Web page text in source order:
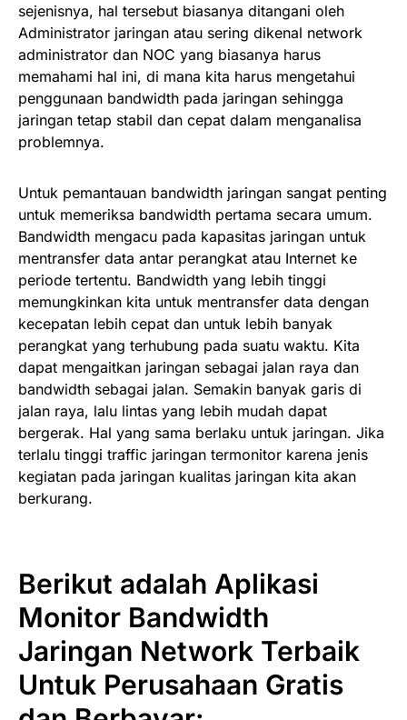
sejenisnya, hal tersebut biasanya ditangani oleh
Administrator jaringan atau sering dikenal network
administrator dan NOC yang biasanya harus
memahami hal ini, di mana kita harus mengetahui
penggunaan bandwidth pada jaringan sehingga
jaringan tetap stabil dan cepat dalam menganalisa
problemnya.
Untuk pemantauan bandwidth jaringan sangat penting
untuk memeriksa bandwidth pertama secara umum.
Bandwidth mengacu pada kapasitas jaringan untuk
mentransfer data antar perangkat atau Internet ke
periode tertentu. Bandwidth yang lebih tinggi
memungkinkan kita untuk mentransfer data dengan
kecepatan lebih cepat dan untuk lebih banyak
perangkat yang terhubung pada suatu waktu. Kita
dapat mengaitkan jaringan sebagai jalan raya dan
bandwidth sebagai jalan. Semakin banyak garis di
jalan raya, lalu lintas yang lebih mudah dapat
bergerak. Hal yang sama berlaku untuk jaringan. Jika
terlalu tinggi traffic jaringan termonitor karena jenis
kegiatan pada jaringan kualitas jaringan kita akan
berkurang.
Berikut adalah Aplikasi
Monitor Bandwidth
Jaringan Network Terbaik
Untuk Perusahaan Gratis